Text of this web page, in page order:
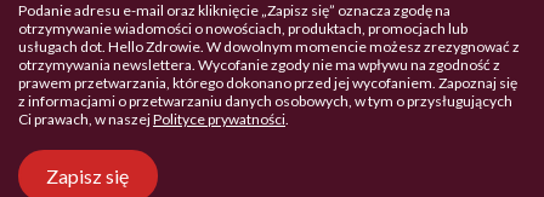
Podanie adresu e-mail oraz kliknięcie „Zapisz się” oznacza zgodę na
otrzymywanie wiadomości o nowościach, produktach, promocjach lub
usługach dot. Hello Zdrowie. W dowolnym momencie możesz zrezygnować z
otrzymywania newslettera. Wycofanie zgody nie ma wpływu na zgodność z
prawem przetwarzania, którego dokonano przed jej wycofaniem. Zapoznaj się
z informacjami o przetwarzaniu danych osobowych, w tym o przysługujących
Ci prawach, w naszejPolityce prywatności.
Zapisz się